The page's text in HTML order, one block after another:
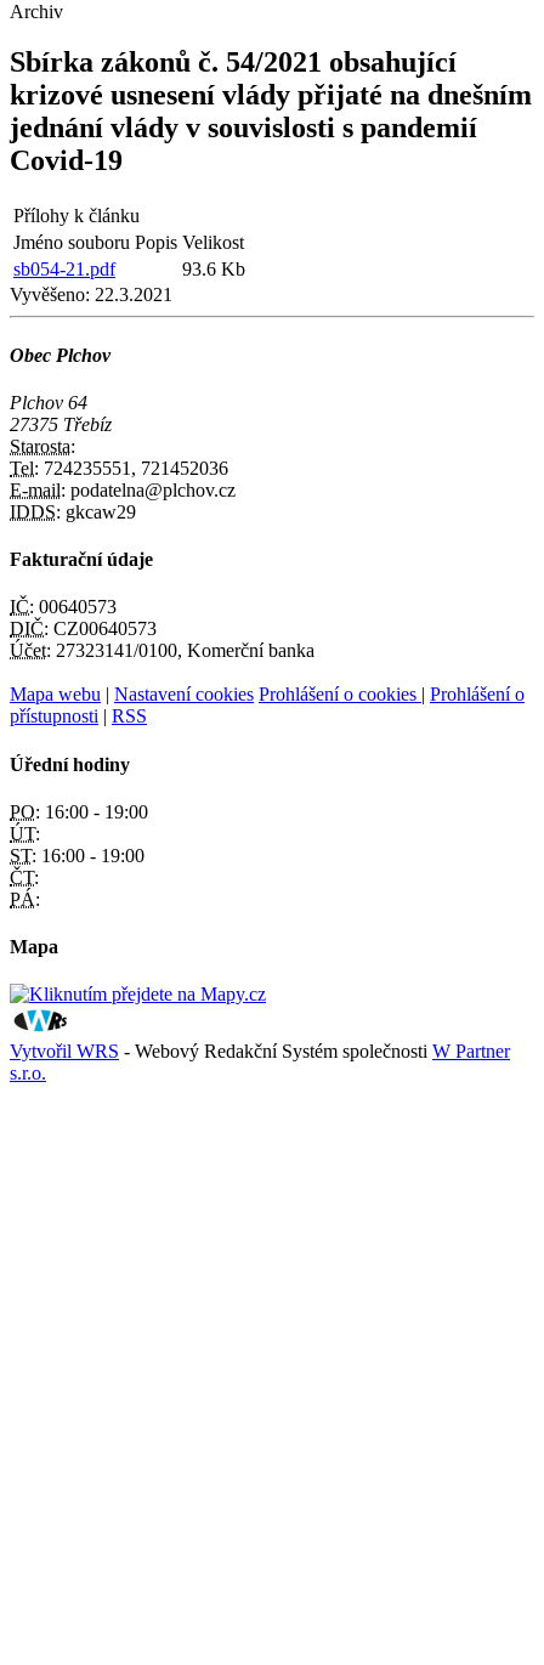
Archiv
Sbírka zákonů č. 54/2021 obsahující
krizové usnesení vlády přijaté na dnešním
jednání vlády v souvislosti s pandemií
Covid-19
Přílohy k článku
Jméno souboru Popis Velikost
sb054-21.pdf
93.6 Kb
Vyvěšeno: 22.3.2021
Obec Plchov
Plchov 64
27375 Třebíz
Starosta:
Tel: 724235551, 721452036
E-mail: podatelna@plchov.cz
IDDS: gkcaw29
Fakturační údaje
IČ: 00640573
DIČ: CZ00640573
Účet: 27323141/0100, Komerční banka
Mapa webu | Nastavení cookies Prohlášení o cookies | Prohlášení o
přístupnosti | RSS
Úřední hodiny
PO: 16:00 - 19:00
ÚT:
ST: 16:00 - 19:00
ČT:
PÁ:
Mapa
Vytvořil WRS - Webový Redakční Systém společnosti W Partner
s.r.o.